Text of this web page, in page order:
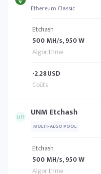
Ethereum Classic
Etchash
500 MH/s, 950 W
-2.28USD
UNM Etchash
MULTI-ALGO POOL
Etchash
500 MH/s, 950 W